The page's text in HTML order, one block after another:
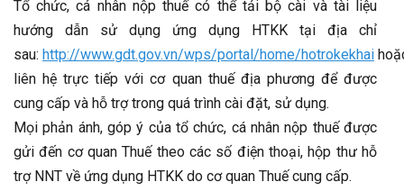
Tổ chức, cá nhân nộp thuế có thể tải bộ cài và tài liệu
hướng dẫn sử dụng ứng dụng HTKK tại địa chỉ
sau: http://www.gdt.gov.vn/wps/portal/home/hotrokekhai
liên hệ trực tiếp với cơ quan thuế địa phương để được
cung cấp và hỗ trợ trong quá trình cài đặt, sử dụng.
Mọi phản ánh, góp ý của tổ chức, cá nhân nộp thuế được
gửi đến cơ quan Thuế theo các số điện thoại, hộp thư hỗ
trợ NNT về ứng dụng HTKK do cơ quan Thuế cung cấp.